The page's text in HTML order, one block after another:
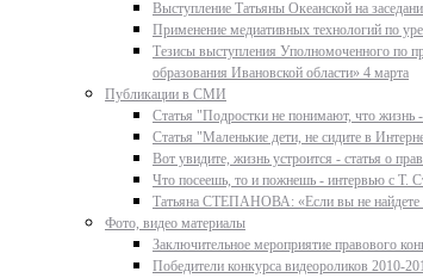
Выступление Татьяны Океанской на
Применение медиативных технологий по
Тезисы выступления Уполномоченного по
образования Ивановской области» 4 марта
Публикации в СМИ
Статья "Подростки не понимают, что жизнь
Статья "Маленькие дети, не сидите в
Вот увидите, жизнь устроится - статья о
Что посеешь, то и пожнешь - интервью с Т.
Татьяна СТЕПАНОВА: «Если вы не найдете
Фото, видео материалы
Заключительное мероприятие правового
Победители конкурса видеороликов 2010-